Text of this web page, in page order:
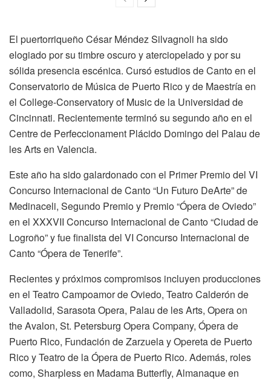
El puertorriqueño César Méndez Silvagnoli ha sido
elogiado por su timbre oscuro y aterciopelado y por su
sólida presencia escénica. Cursó estudios de Canto en el
Conservatorio de Música de Puerto Rico y de Maestría en
el College-Conservatory of Music de la Universidad de
Cincinnati. Recientemente terminó su segundo año en el
Centre de Perfeccionament Plácido Domingo del Palau de
les Arts en Valencia.
Este año ha sido galardonado con el Primer Premio del VI
Concurso Internacional de Canto “Un Futuro DeArte” de
Medinaceli, Segundo Premio y Premio “Ópera de Oviedo”
en el XXXVII Concurso Internacional de Canto “Ciudad de
Logroño” y fue finalista del VI Concurso Internacional de
Canto “Ópera de Tenerife”.
Recientes y próximos compromisos incluyen producciones
en el Teatro Campoamor de Oviedo, Teatro Calderón de
Valladolid, Sarasota Opera, Palau de les Arts, Opera on
the Avalon, St. Petersburg Opera Company, Ópera de
Puerto Rico, Fundación de Zarzuela y Opereta de Puerto
Rico y Teatro de la Ópera de Puerto Rico. Además, roles
como, Sharpless en Madama Butterfly, Almanaque en